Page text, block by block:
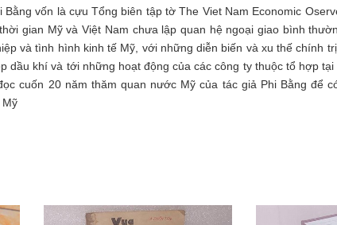
vốn là cựu Tổng biên tập tờ The Viet Nam Economic
gian Mỹ và Việt Nam chưa lập quan hệ ngoại giao bình
và tình hình kinh tế Mỹ, với những diễn biến và xu thế chính
dầu khí và tới những hoạt động của các công ty thuộc tổ hợp
cuốn 20 năm thăm quan nước Mỹ của tác giả Phi Bằng để